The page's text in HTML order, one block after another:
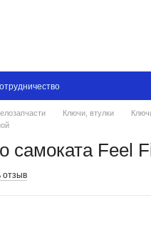
Ключи, втулки
самоката Feel
отзыв